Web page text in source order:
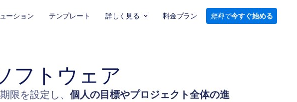
ーション テンプレート 詳しく見る 料金プラン 無料で今すぐ始める
フトウェア
限を設定し、 個人の目標やプロジェクト全体の進